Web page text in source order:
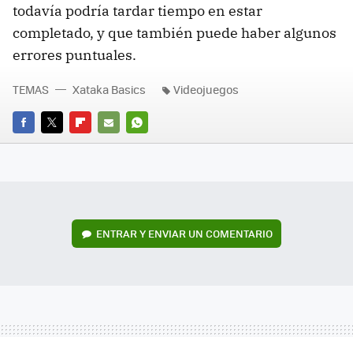
todavía podría tardar tiempo en estar
completado, y que también puede haber algunos
errores puntuales.
FACEBOOK
TWITTERFLIPBOARD
E-
WHATSAPP
TEMAS Xataka Basics Videojuegos
ENTRAR Y ENVIAR UN COMENTARIO